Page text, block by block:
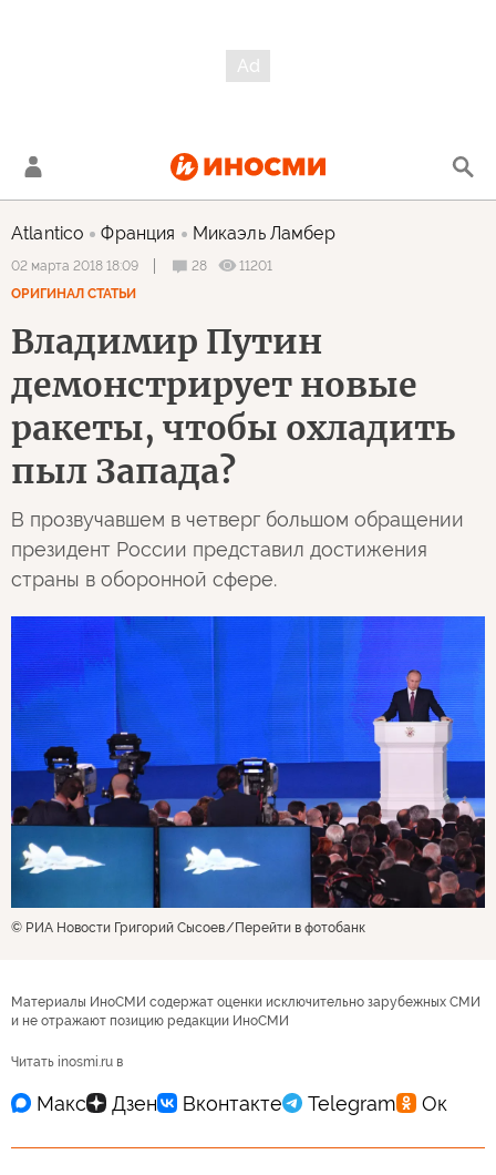
Atlantico Франция Микаэль Ламбер
02 марта 2018 18:09 28
11201
ОРИГИНАЛ СТАТЬИ
Владимир Путин
демонстрирует новые
ракеты, чтобы охладить
пыл Запада?
В прозвучавшем в четверг большом обращении
президент России представил достижения
страны в оборонной сфере.
© РИА Новости Григорий Сысоев Перейти в фотобанк
Материалы ИноСМИ содержат оценки исключительно зарубежных СМИ
и не отражают позицию редакции ИноСМИ
Читать inosmi.ru в